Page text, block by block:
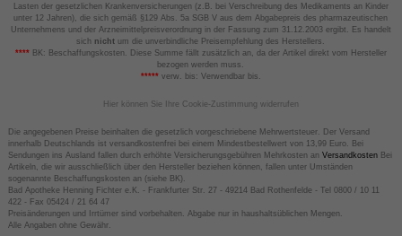
Lasten der gesetzlichen Krankenversicherungen (z.B. bei Verschreibung des Medikaments an Kinder
unter 12 Jahren), die sich gemäß §129 Abs. 5a SGB V aus dem Abgabepreis des pharmazeutischen
Unternehmens und der Arzneimittelpreisverordnung in der Fassung zum 31.12.2003 ergibt. Es handelt
sich nicht um die unverbindliche Preisempfehlung des Herstellers.
****BK: Beschaffungskosten. Diese Summe fällt zusätzlich an, da der Artikel direkt vom Hersteller
bezogen werden muss.
*****verw. bis: Verwendbar bis.
Hier können Sie Ihre Cookie-Zustimmung widerrufen
Die angegebenen Preise beinhalten die gesetzlich vorgeschriebene Mehrwertsteuer. Der Versand
innerhalb Deutschlands ist versandkostenfrei bei einem Mindestbestellwert von 13,99 Euro. Bei
Sendungen ins Ausland fallen durch erhöhte Versicherungsgebühren Mehrkosten an VersandkostenBei
Artikeln, die wir ausschließlich über den Hersteller beziehen können, fallen unter Umständen
sogenannte Beschaffungskosten an (siehe BK).
Bad Apotheke Henning Fichter e.K. - Frankfurter Str. 27 - 49214 Bad Rothenfelde - Tel 0800 / 10 11
422 - Fax 05424 / 21 64 47
Preisänderungen und Irrtümer sind vorbehalten. Abgabe nur in haushaltsüblichen Mengen.
Alle Angaben ohne Gewähr.